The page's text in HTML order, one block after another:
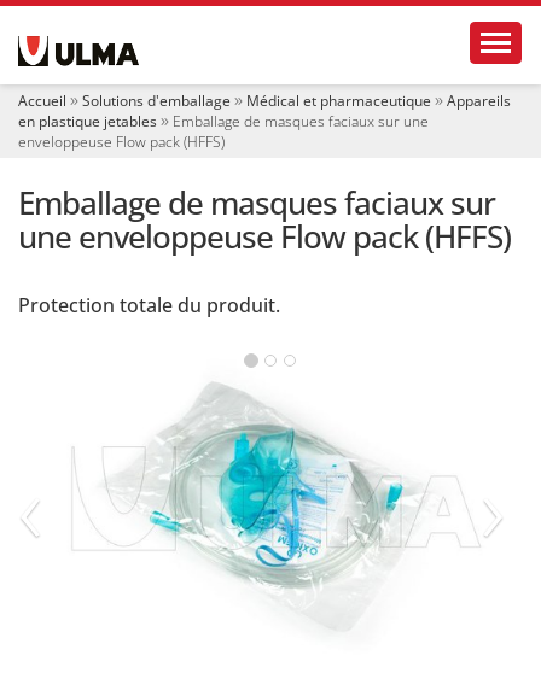
i
Accueil Solutions d'emballage Médical et pharmaceutique
Appareils
en plastique jetables
Emballage de masques faciaux sur une
enveloppeuse Flow pack (HFFS)
Emballage de masques faciaux sur
une enveloppeuse Flow pack (HFFS)
Protection totale du produit.
‹ ›